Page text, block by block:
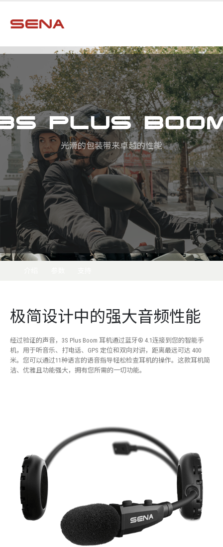
PLUS
光滑的包装带来卓越的性能
极简设计中的强大音频性能
经过验证的声音，3S Plus Boom 耳机通过蓝牙® 4.1连接到您的智能手
机，用于听音乐、打电话、GPS 定位和双向对讲，距离最远可达 400
米。您可以通过11种语言的语音指导轻松检查耳机的操作。这款耳机简
洁、优雅且功能强大，拥有您所需的一切功能。